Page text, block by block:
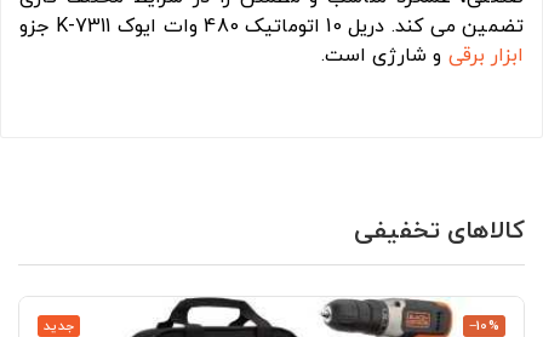
تضمین می کند. دریل 10 اتوماتیک 480 وات ایوک K-7311 جزو
ابزار برقی و شارژی است.
کالاهای تخفیفی
جدید ‎−10%